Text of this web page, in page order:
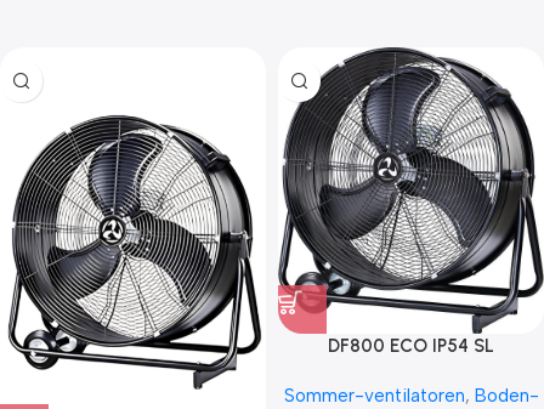
DF800 ECO IP54 SL
Sommer-ventilatoren, Boden-